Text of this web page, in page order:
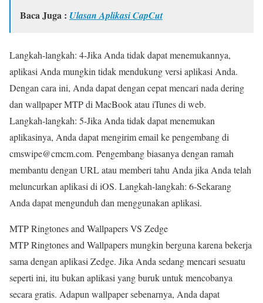
Baca Juga : Ulasan Aplikasi CapCut
Langkah-langkah: 4-Jika Anda tidak dapat menemukannya,
aplikasi Anda mungkin tidak mendukung versi aplikasi Anda.
Dengan cara ini, Anda dapat dengan cepat mencari nada dering
dan wallpaper MTP di MacBook atau iTunes di web.
Langkah-langkah: 5-Jika Anda tidak dapat menemukan
aplikasinya, Anda dapat mengirim email ke pengembang di
cmswipe@cmcm.com. Pengembang biasanya dengan ramah
membantu dengan URL atau memberi tahu Anda jika Anda telah
meluncurkan aplikasi di iOS. Langkah-langkah: 6-Sekarang
Anda dapat mengunduh dan menggunakan aplikasi.
MTP Ringtones and Wallpapers VS Zedge
MTP Ringtones and Wallpapers mungkin berguna karena bekerja
sama dengan aplikasi Zedge. Jika Anda sedang mencari sesuatu
seperti ini, itu bukan aplikasi yang buruk untuk mencobanya
secara gratis. Adapun wallpaper sebenarnya, Anda dapat